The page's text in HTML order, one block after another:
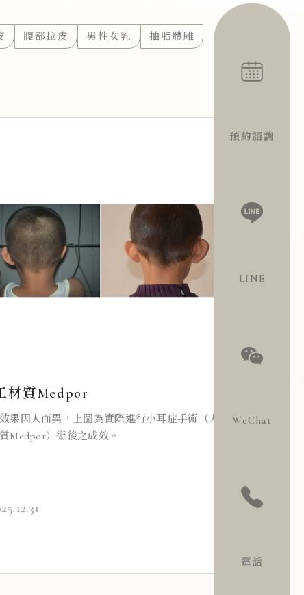
腹部拉皮 男性女乳
抽脂體雕
材質Medpor
果因人而異，上圖為實際進行小耳症手術（人
Medpor）術後之成效。
預約諮詢
LINE
WeChat
電話